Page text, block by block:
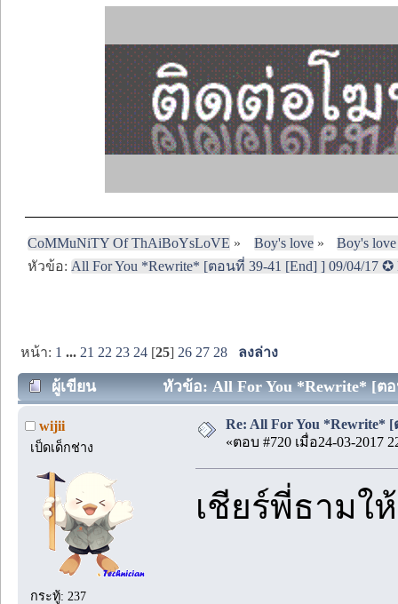
CoMMuNiTY Of ThAiBoYsLoVE » Boy's love»
Boy's
หัวข้อ: All For You *Rewrite* [ตอนที่ 39-41 [End] ] 09/04/17 ✪
หน้า: 1 ... 21 22 23 24 [25] 26 27 28 ลงล่าง
ผู้เขียน หัวข้อ: All For You *Rewrite* [ตอ
wijii
เป็ดเด็กช่าง
กระทู้: 237
Re: All For You *Rewrite* [
«ตอบ #720 เมื่อ24-03-2017
เชียร์พี่ธามใ